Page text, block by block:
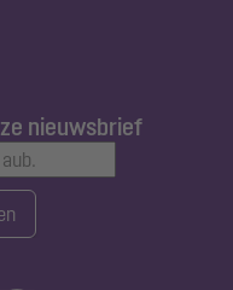
nieuwsbrief